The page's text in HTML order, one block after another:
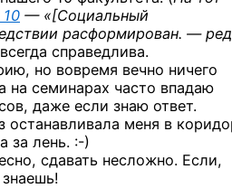
— «[Социальный
расформирован. —
справедлива.
но вовремя вечно ничего
на семинарах часто впадаю
даже если знаю ответ.
останавливала меня в
за лень. :-)
сдавать несложно. Если,
знаешь!